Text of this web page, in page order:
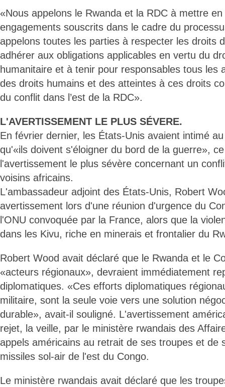
«Nous appelons le Rwanda et la RDC à mettre
engagements souscrits dans le cadre du
appelons toutes les parties à respecter les droits
adhérer aux obligations applicables en vertu du
humanitaire et à tenir pour responsables tous les
des droits humains et des atteintes à ces droits
du conflit dans l’est de la RDC».
L'AVERTISSEMENT LE PLUS SÉVERE.
En février dernier, les États-Unis avaient intimé
qu'«ils doivent s'éloigner du bord de la guerre»,
l'avertissement le plus sévère concernant un
voisins africains.
L'ambassadeur adjoint des États-Unis, Robert
avertissement lors d'une réunion d'urgence du
l'ONU convoquée par la France, alors que la
dans les Kivu, riche en minerais et frontalier du
Robert Wood avait déclaré que le Rwanda et le
«acteurs régionaux», devraient immédiatement
diplomatiques. «Ces efforts diplomatiques
militaire, sont la seule voie vers une solution
durable», avait-il souligné. L'avertissement
rejet, la veille, par le ministère rwandais des
appels américains au retrait de ses troupes et de
missiles sol-air de l'est du Congo.
Le ministère rwandais avait déclaré que les